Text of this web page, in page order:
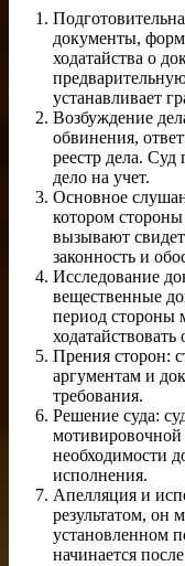
документы,
ходатайства о
устанавливает
Возбуждение
обвинения,
реестр дела.
дело на учет.
Основное
котором стороны
вызывают
законность и
Исследование
вещественные
период стороны
Прения сторон:
аргументам и
требования.
Решение суда:
необходимости
исполнения.
Апелляция и
результатом, он
установленном
начинается